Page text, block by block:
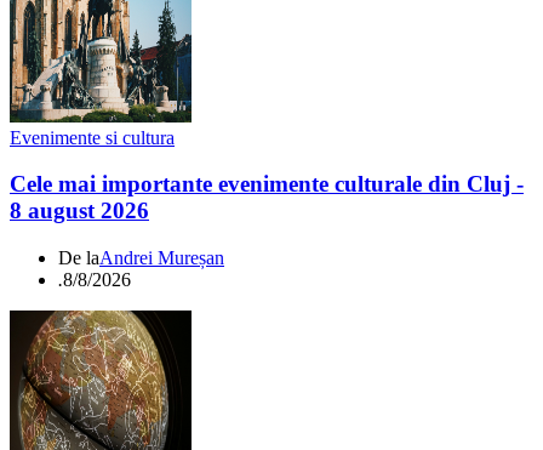
Evenimente si cultura
Cele mai importante evenimente culturale din Cluj -
8 august 2026
De laAndrei Mureșan
.8/8/2026